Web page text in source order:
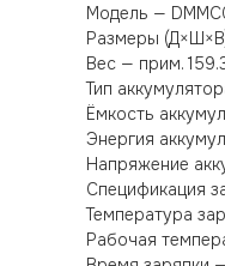
Модель —
Размеры
Вес — прим.
Тип
Ёмкость
Энергия
Напряжение
Спецификация
Температура
Рабочая